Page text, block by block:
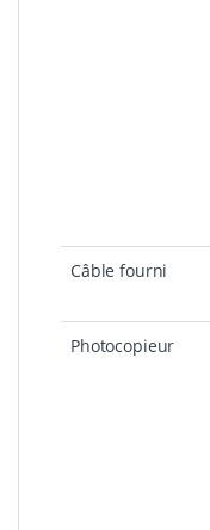
Câble fourni
Photocopieur